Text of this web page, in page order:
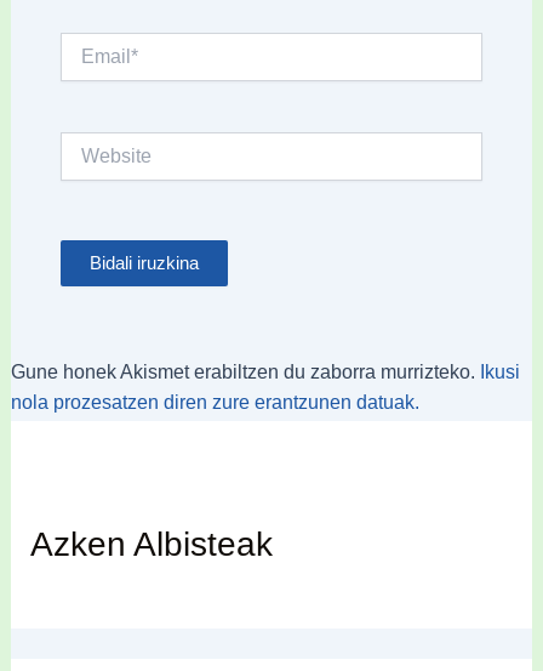
Website
Gune honek Akismet erabiltzen du zaborra murrizteko.
Ikusi
nola prozesatzen diren zure erantzunen datuak.
Azken Albisteak